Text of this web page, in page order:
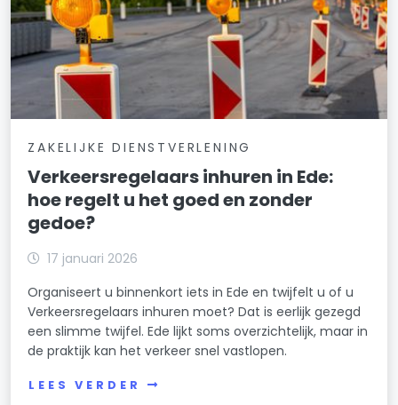
ZAKELIJKE DIENSTVERLENING
Verkeersregelaars inhuren in Ede:
hoe regelt u het goed en zonder
gedoe?
17 januari 2026
Organiseert u binnenkort iets in Ede en twijfelt u of u
Verkeersregelaars inhuren moet? Dat is eerlijk gezegd
een slimme twijfel. Ede lijkt soms overzichtelijk, maar in
de praktijk kan het verkeer snel vastlopen.
LEES VERDER